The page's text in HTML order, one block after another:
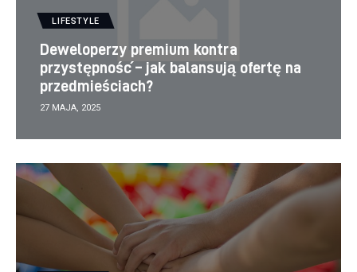
LIFESTYLE
Deweloperzy premium kontra
przystępność – jak balansują ofertę na
przedmieściach?
27 MAJA, 2025